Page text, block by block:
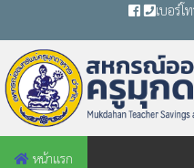
เบอร์
หน้าแรก